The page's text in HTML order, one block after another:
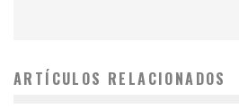
ARTÍCULOS RELACIONADOS